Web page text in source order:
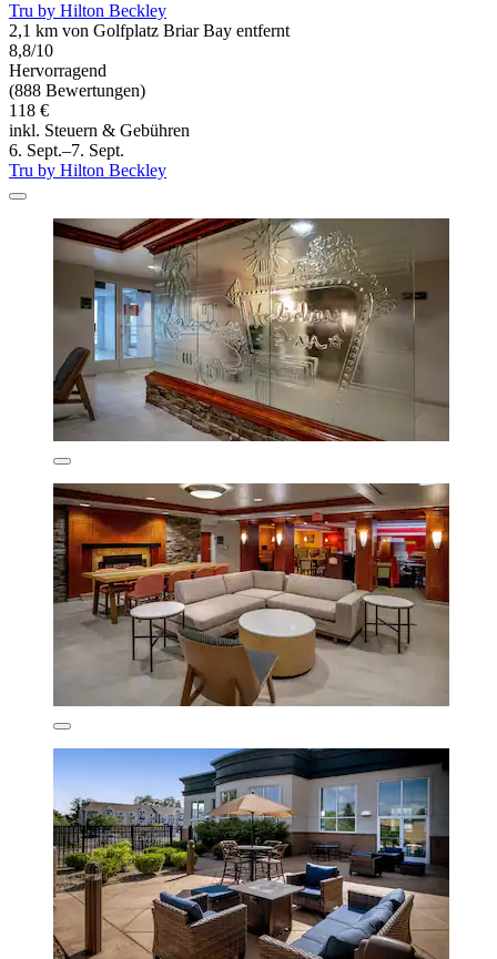
Tru by Hilton Beckley
2,1 km von Golfplatz Briar Bay entfernt
8,8/10
Hervorragend
(888 Bewertungen)
118 €
inkl. Steuern & Gebühren
6. Sept.–7. Sept.
Tru by Hilton Beckley